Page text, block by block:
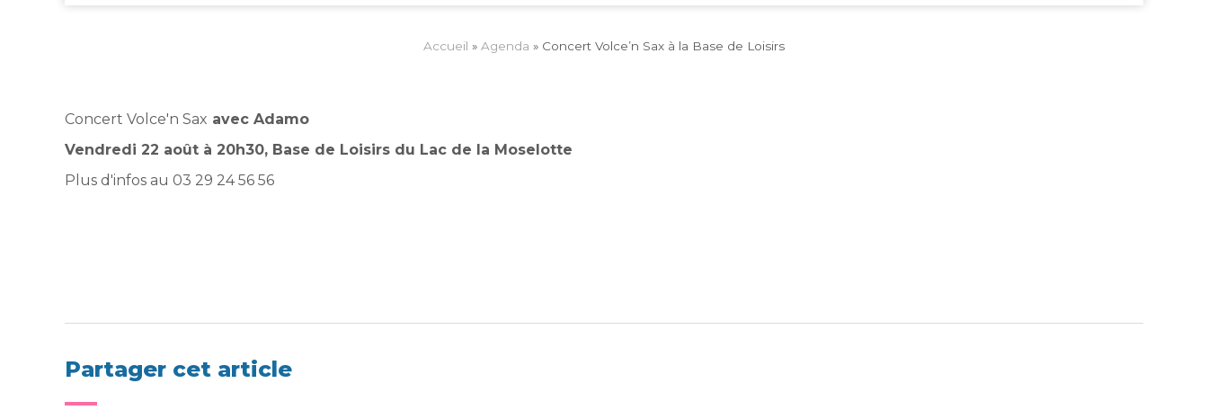
Accueil » Agenda » Concert Volce’n Sax à la Base de Loisirs
Concert Volce'n Sax avec Adamo
Vendredi 22 août à 20h30, Base de Loisirs du Lac de la Moselotte
Plus d'infos au 03 29 24 56 56
Partager cet article